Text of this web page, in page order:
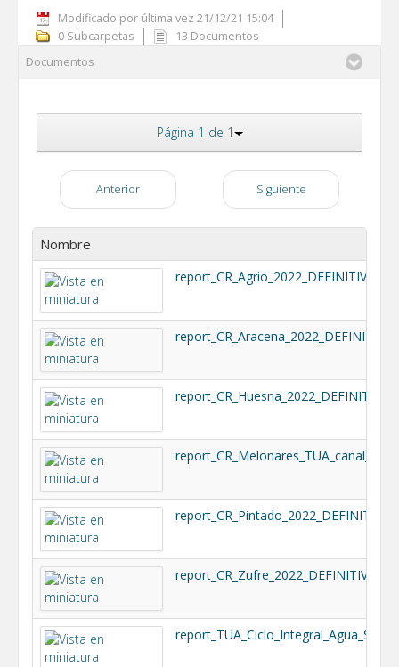
Modificado por última vez 21/12/21 15:04
0 Subcarpetas
13 Documentos
Documentos
Página 1 de 1
Anterior Siguiente
Nombre
report_CR_Agrio_2022_DEFINITIVO.pdf
report_CR_Zufre_2022_DEFINITIVO.pdf